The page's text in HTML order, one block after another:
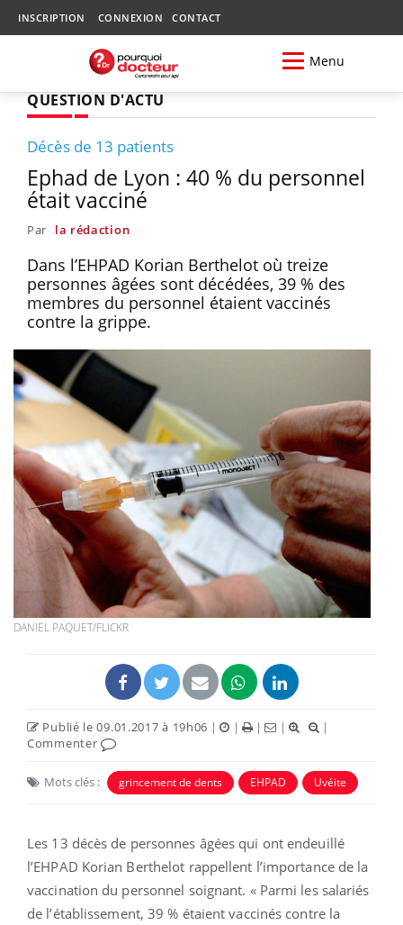
INSCRIPTION CONNEXION CONTACT
Menu
QUESTION D'ACTU
Décès de 13 patients
Ephad de Lyon : 40 % du personnel
était vacciné
Par la rédaction
Dans l’EHPAD Korian Berthelot où treize
personnes âgées sont décédées, 39 % des
membres du personnel étaient vaccinés
contre la grippe.
DANIEL PAQUET/FLICKR
Publié le 09.01.2017 à 19h06 | | | |
|
Commenter
Mots clés : grincement de dents EHPAD Uvéite
Les 13 décès de personnes âgées qui ont endeuillé
l’EHPAD Korian Berthelot rappellent l’importance de la
vaccination du personnel soignant. « Parmi les salariés
de l’établissement, 39 % étaient vaccinés contre la